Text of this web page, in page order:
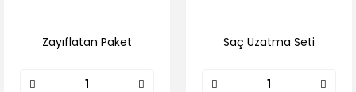
Zayıflatan Paket Saç Uzatma Seti